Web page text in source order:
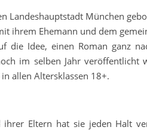
Landeshauptstadt München
ihrem Ehemann und dem
die Idee, einen Roman ganz
im selben Jahr
allen Altersklassen 18+.
Eltern hat sie jeden Halt